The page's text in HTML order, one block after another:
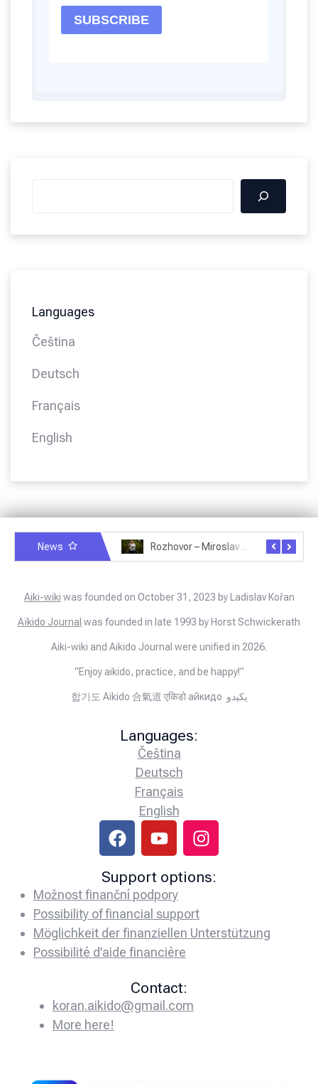
Languages
Čeština
Deutsch
Français
English
News Rozhovor – Joël Roche – 12.4.2025 – Praha, Karlín
Aiki-wiki was founded on October 31, 2023 by Ladislav Kořan
Aïkido Journal was founded in late 1993 by Horst Schwickerath
Aiki-wiki and Aikido Journal were unified in 2026.
“Enjoy aikido, practice, and be happy!”
합기도 Aikido 合氣道 एकिडो айкидо يكيدو
Languages:
Čeština
Deutsch
Français
English
Support options:
Možnost finanční podpory
Possibility of financial support
Möglichkeit der finanziellen Unterstützung
Possibilité d’aide financière
Contact:
koran.aikido@gmail.com
More here!